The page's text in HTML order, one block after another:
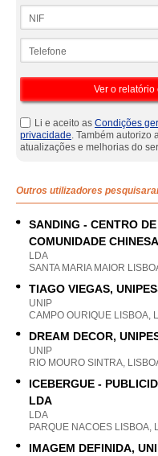
Li e aceito as Condições
privacidade. Também autorizo
atualizações e melhorias do
Outros utilizadores
SANDING - CENTRO
COMUNIDADE
LDA
SANTA MARIA MAIOR
TIAGO VIEGAS,
UNIP
CAMPO OURIQUE LISBOA,
DREAM DECOR,
UNIP
RIO MOURO SINTRA,
ICEBERGUE -
LDA
LDA
PARQUE NACOES LISBOA,
IMAGEM DEFINIDA,